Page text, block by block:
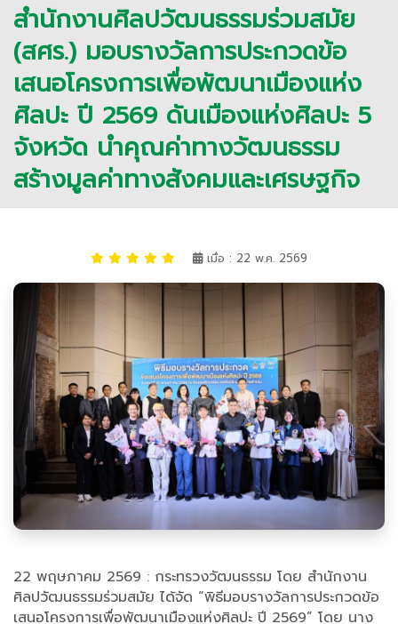
สำนักงานศิลปวัฒนธรรมร่วมสมัย
(สศร.) มอบรางวัลการประกวดข้อ
เสนอโครงการเพื่อพัฒนาเมืองแห่ง
ศิลปะ ปี 2569 ดันเมืองแห่งศิลปะ 5
จังหวัด นำคุณค่าทางวัฒนธรรม
สร้างมูลค่าทางสังคมและเศรษฐกิจ
เมื่อ : 22 พ.ค. 2569
22 พฤษภาคม 2569 : กระทรวงวัฒนธรรม โดย สำนักงาน
ศิลปวัฒนธรรมร่วมสมัย ได้จัด “พิธีมอบรางวัลการประกวดข้อ
เสนอโครงการเพื่อพัฒนาเมืองแห่งศิลปะ ปี 2569” โดย นาง